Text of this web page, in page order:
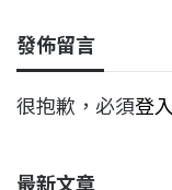
發佈留言
很抱歉，必須登入
最新文章